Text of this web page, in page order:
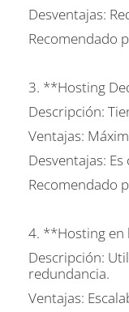
Desventajas:
Recomendado
3. **Hosting
Descripción:
Ventajas:
Desventajas:
Recomendado
4. **Hosting en
Descripción:
redundancia.
Ventajas: